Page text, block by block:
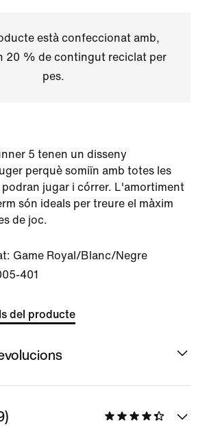
està confeccionat amb,
20 % de contingut reciclat per
pes.
5 tenen un disseny
perquè somiïn amb totes les
podran jugar i córrer. L'amortiment
són ideals per treure el màxim
de joc.
Game Royal/Blanc/Negre
401
del producte